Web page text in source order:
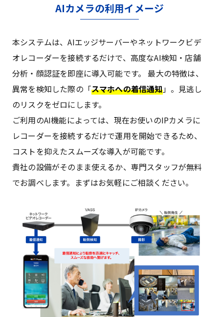
AIカメラの利用イメージ
本システムは、AIエッジサーバーやネットワークビデ
オレコーダーを接続するだけで、高度なAI検知・店舗
分析・顔認証を即座に導入可能です。 最大の特徴は、
異常を検知した際の「スマホへの着信通知」。見逃し
のリスクをゼロにします。
ご利用のAI機能によっては、現在お使いのIPカメラに
レコーダーを接続するだけで運用を開始できるため、
コストを抑えたスムーズな導入が可能です。
貴社の設備がそのまま使えるか、専門スタッフが無料
でお調べします。まずはお気軽にご相談ください。